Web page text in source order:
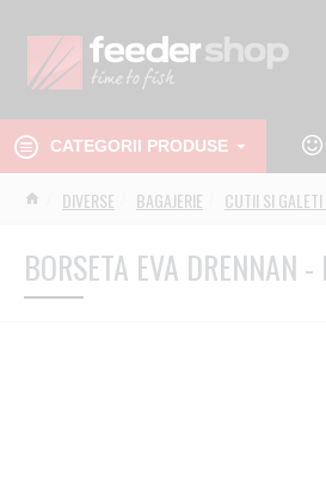
CATEGORII PRODUSE
DIVERSE BAGAJERIE CUTII SI
BORSETA EVA DRENNAN